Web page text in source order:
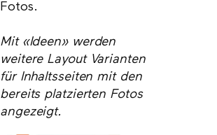
Fotos.
Mit «Ideen» werden
weitere Layout Varianten
für Inhaltsseiten mit den
bereits platzierten Fotos
angezeigt.